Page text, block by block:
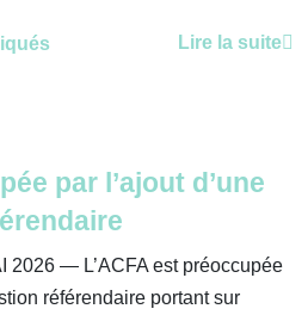
Lire la suite
par l’ajout d’une
2026 — L’ACFA est préoccupée
référendaire portant sur